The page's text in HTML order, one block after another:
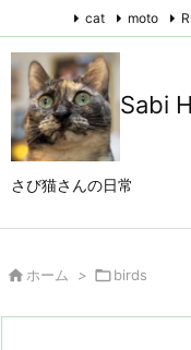
Sabi
さび猫さんの日常
cat moto
 ホーム > birds